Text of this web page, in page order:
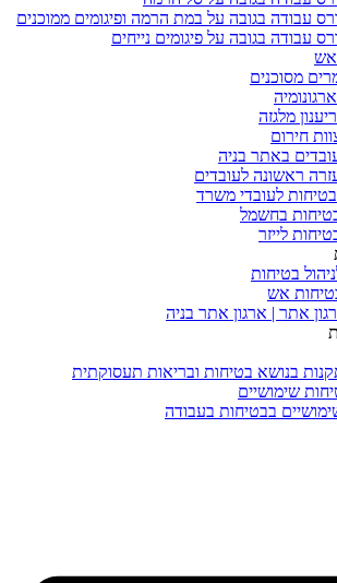
עבודה בגובה על במת הרמה ופיגומים ממוכנים
עבודה בגובה על פיגומים נייחים
אש
מסוכנים
מלגזה
חירום
באתר בניה
ראשונה לעובדים
לעובדי משרד
בחשמל
לייזר
בטיחות
אש
אתר | ארגון אתר בניה
בנושא בטיחות ובריאות תעסוקתית
שימושיים
בבטיחות בעבודה